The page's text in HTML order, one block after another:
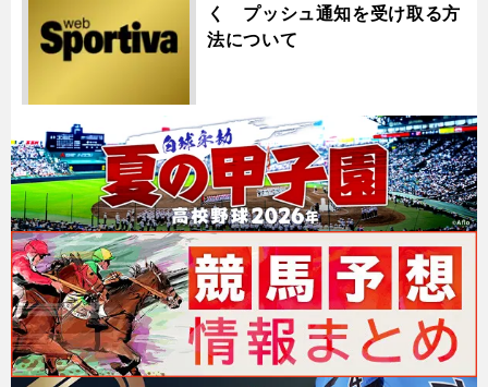
く プッシュ通知を受け取る方
法について